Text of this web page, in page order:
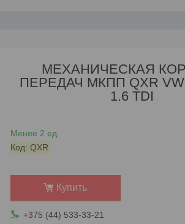
МЕХАНИЧЕСКАЯ
ПЕРЕДАЧ МКПП QXR VW
1.6 TDI
Менее 2 ед.
Код: QXR
Купить
+375 (44) 533-33-21